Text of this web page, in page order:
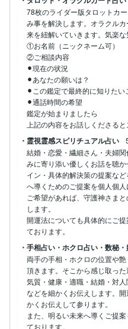
78枚のライダー版タロットカ
み事を解決します。オラクル
来を紐解いていきます。気楽な
①お名前（ニックネーム可）
②ご相談内容
⚫︎現在の状況
⚫︎あなたの願いは？
⚫︎この鑑定で最終的に知りたい
⚫︎通話時間の希望
鑑定が始まりましたら
上記の内容をお話しくださる
・霊視霊感スピリチュアル占い
結婚・恋愛・繊細さん・夫婦
みに寄り添い優しくお話を聴
イン・具体的解決策の提案な
へ導くためのご提案を個人個人
ご希望があれば、守護神さま
します。
開運法についても具体的にご
ております。
・手相占い・ホクロ占い・数秘
両手の手相・ホクロの位置や
頂きます。そこから感じ取った
気質・健康・適職・結婚・対
などを細かくお伝えします。
かくお伝えして参ります。
また、明るい未来へ導くご提
ております。